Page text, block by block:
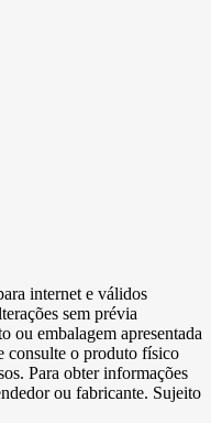
internet e válidos
sem prévia
ou embalagem apresentada
consulte o produto físico
Para obter informações
ou fabricante. Sujeito